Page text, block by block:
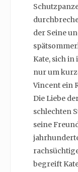
der Seine
Kate, sich
nur um
Vincent ein
Die Liebe
schlechten
seine
begreift